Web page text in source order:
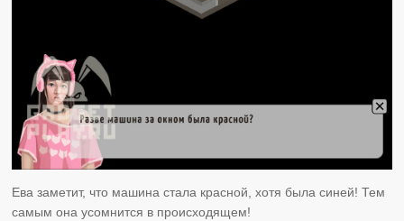
Ева заметит, что машина стала красной, хотя была синей! Тем
самым она усомнится в происходящем!